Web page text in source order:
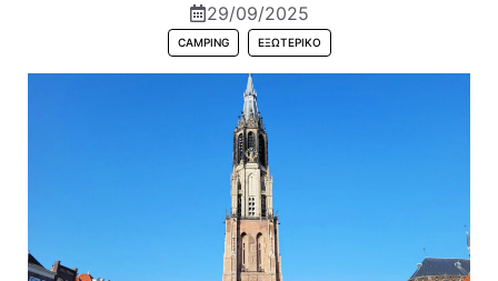
29/09/2025
CAMPING ΕΞΩΤΕΡΙΚΌ